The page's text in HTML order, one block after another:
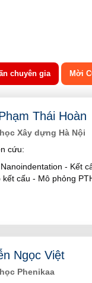
chuyên gia Mời
Thái Hoàn
Xây dựng Hà Nội
cứu:
- Kết
kết cấu - Mô phỏng
Ngọc Việt
Phenikaa